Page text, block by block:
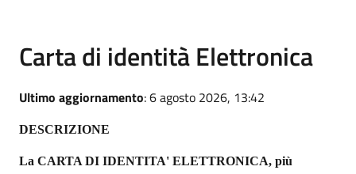
Carta di identità Elettronica
Ultimo aggiornamento: 6 agosto 2026, 13:42
DESCRIZIONE
La CARTA DI IDENTITA' ELETTRONICA, più